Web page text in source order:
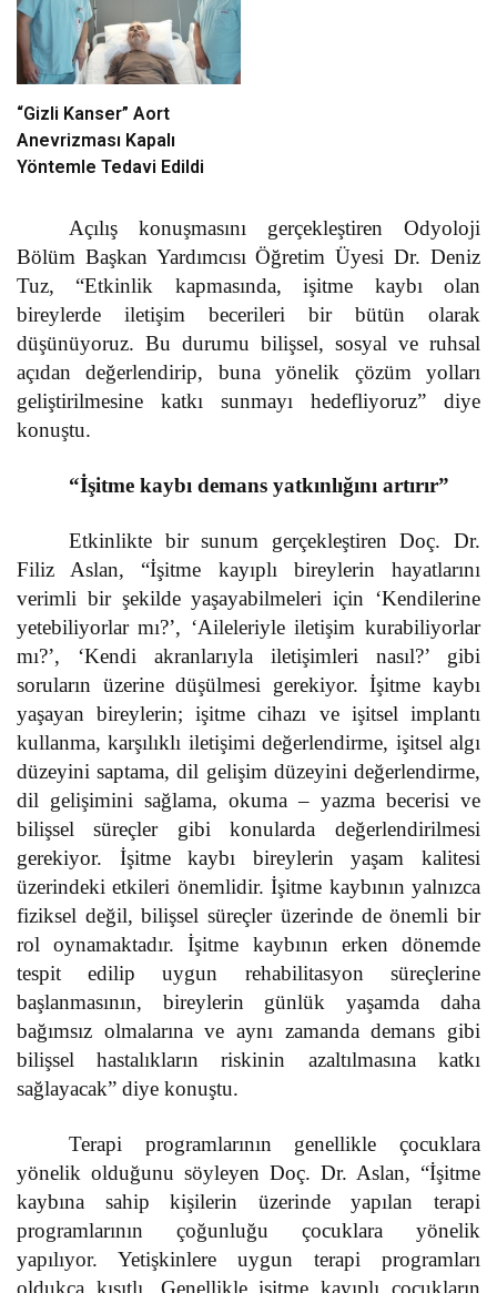
“Gizli Kanser” Aort
Anevrizması Kapalı
Yöntemle Tedavi Edildi
Açılış konuşmasını gerçekleştiren Odyoloji
Bölüm Başkan Yardımcısı Öğretim Üyesi Dr. Deniz
Tuz, “Etkinlik kapmasında, işitme kaybı olan
bireylerde iletişim becerileri bir bütün olarak
düşünüyoruz. Bu durumu bilişsel, sosyal ve ruhsal
açıdan değerlendirip, buna yönelik çözüm yolları
geliştirilmesine katkı sunmayı hedefliyoruz” diye
konuştu.
“İşitme kaybı demans yatkınlığını artırır”
Etkinlikte bir sunum gerçekleştiren Doç. Dr.
Filiz Aslan, “İşitme kayıplı bireylerin hayatlarını
verimli bir şekilde yaşayabilmeleri için ‘Kendilerine
yetebiliyorlar mı?’, ‘Aileleriyle iletişim kurabiliyorlar
mı?’, ‘Kendi akranlarıyla iletişimleri nasıl?’ gibi
soruların üzerine düşülmesi gerekiyor. İşitme kaybı
yaşayan bireylerin; işitme cihazı ve işitsel implantı
kullanma, karşılıklı iletişimi değerlendirme, işitsel algı
düzeyini saptama, dil gelişim düzeyini değerlendirme,
dil gelişimini sağlama, okuma – yazma becerisi ve
bilişsel süreçler gibi konularda değerlendirilmesi
gerekiyor. İşitme kaybı bireylerin yaşam kalitesi
üzerindeki etkileri önemlidir. İşitme kaybının yalnızca
fiziksel değil, bilişsel süreçler üzerinde de önemli bir
rol oynamaktadır. İşitme kaybının erken dönemde
tespit edilip uygun rehabilitasyon süreçlerine
başlanmasının, bireylerin günlük yaşamda daha
bağımsız olmalarına ve aynı zamanda demans gibi
bilişsel hastalıkların riskinin azaltılmasına katkı
sağlayacak” diye konuştu.
Terapi programlarının genellikle çocuklara
yönelik olduğunu söyleyen Doç. Dr. Aslan, “İşitme
kaybına sahip kişilerin üzerinde yapılan terapi
programlarının çoğunluğu çocuklara yönelik
yapılıyor. Yetişkinlere uygun terapi programları
oldukça kısıtlı. Genellikle işitme kayıplı çocukların